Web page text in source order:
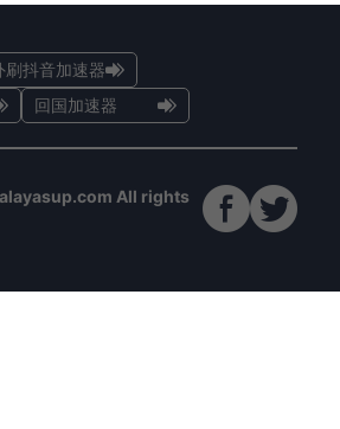
刷抖音加速器
回国加速器
All rights